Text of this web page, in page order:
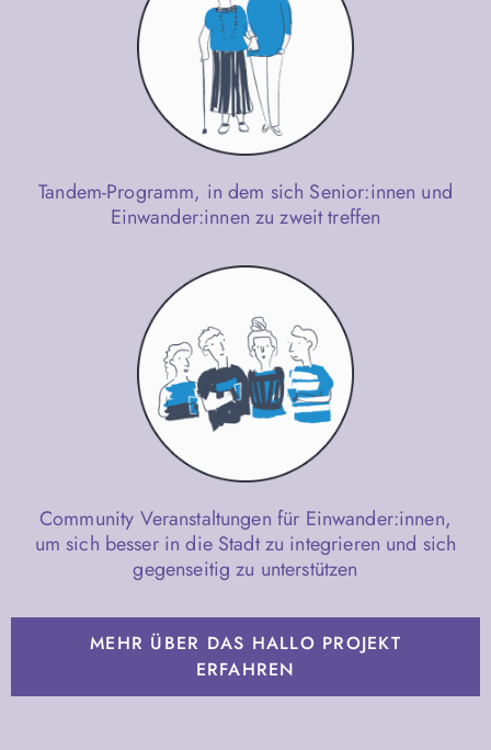
Tandem-Programm, in dem sich Senior:innen und
Einwander:innen zu zweit treffen
Community Veranstaltungen für Einwander:innen,
um sich besser in die Stadt zu integrieren und sich
gegenseitig zu unterstützen
MEHR ÜBER DAS HALLO PROJEKT
ERFAHREN